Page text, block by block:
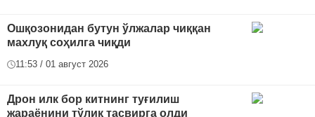
Ошқозонидан бутун ўлжалар чиққан
махлуқ соҳилга чиқди
11:53 / 01 август 2026
Дрон илк бор китнинг туғилиш
жараёнини тўлиқ тасвирга олди